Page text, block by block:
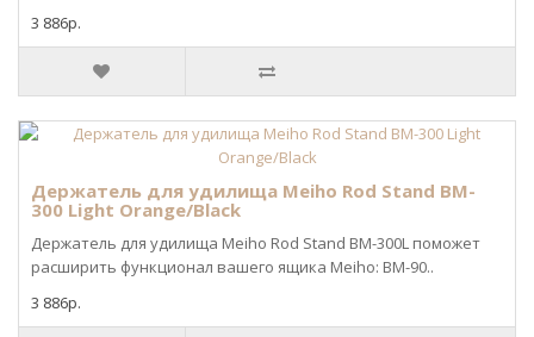
3 886р.
Держатель для удилища Meiho Rod Stand BM-
300 Light Orange/Black
Держатель для удилища Meiho Rod Stand BM-300L поможет
расширить функционал вашего ящика Meiho: BM-90..
3 886р.